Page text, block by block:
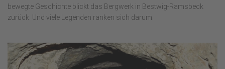
bewegte Geschichte blickt das Bergwerk in Bestwig-Ramsbeck
zurück. Und viele Legenden ranken sich darum.